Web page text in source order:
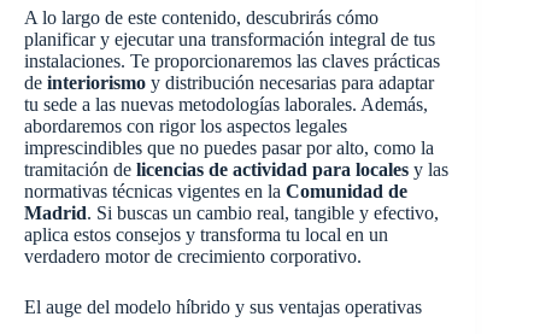
A lo largo de este contenido, descubrirás cómo
planificar y ejecutar una transformación integral de tus
instalaciones. Te proporcionaremos las claves prácticas
de interiorismo y distribución necesarias para adaptar
tu sede a las nuevas metodologías laborales. Además,
abordaremos con rigor los aspectos legales
imprescindibles que no puedes pasar por alto, como la
tramitación de licencias de actividad para locales y las
normativas técnicas vigentes en la Comunidad de
Madrid. Si buscas un cambio real, tangible y efectivo,
aplica estos consejos y transforma tu local en un
verdadero motor de crecimiento corporativo.
El auge del modelo híbrido y sus ventajas operativas